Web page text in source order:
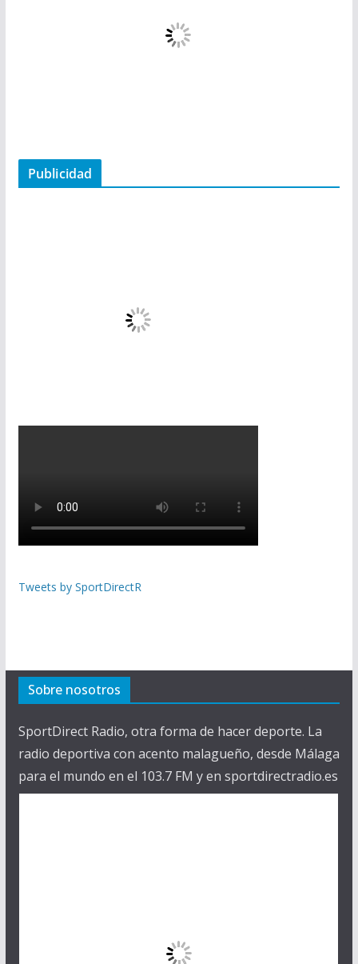
Publicidad
Tweets by SportDirectR
Sobre nosotros
SportDirect Radio, otra forma de hacer deporte. La
radio deportiva con acento malagueño, desde Málaga
para el mundo en el 103.7 FM y en sportdirectradio.es